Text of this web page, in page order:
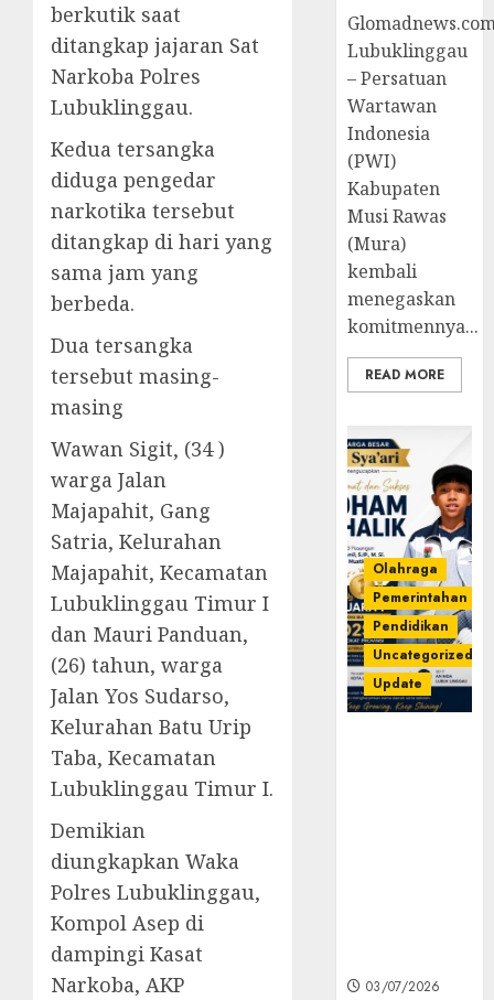
berkutik saat
ditangkap jajaran Sat
Narkoba Polres
Lubuklinggau.
Kedua tersangka
diduga pengedar
narkotika tersebut
ditangkap di hari yang
sama jam yang
berbeda.
Dua tersangka
tersebut masing-
masing
Wawan Sigit, (34 )
warga Jalan
Majapahit, Gang
Satria, Kelurahan
Majapahit, Kecamatan
Lubuklinggau Timur I
dan Mauri Panduan,
(26) tahun, warga
Jalan Yos Sudarso,
Kelurahan Batu Urip
Taba, Kecamatan
Lubuklinggau Timur I.
Demikian
diungkapkan Waka
Polres Lubuklinggau,
Kompol Asep di
dampingi Kasat
Narkoba, AKP
Lubuklinggau
– Persatuan
Wartawan
Indonesia
(PWI)
Kabupaten
Musi Rawas
(Mura)
kembali
menegaskan
komitmennya...
READ MORE
Olahraga
Pemerintahan
Pendidikan
Uncategorized
Update
03/07/2026